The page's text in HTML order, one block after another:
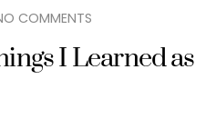
COMMENTS
I Learned as